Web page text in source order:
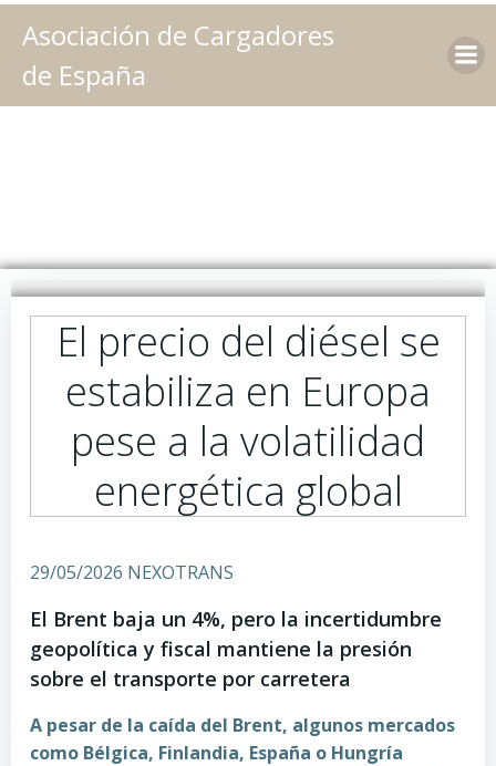
Saltar
al
Asociación de Cargadores
de España
El precio del diésel se
estabiliza en Europa
pese a la volatilidad
energética global
29/05/2026 NEXOTRANS
El Brent baja un 4%, pero la incertidumbre
geopolítica y fiscal mantiene la presión
sobre el transporte por carretera
A pesar de la caída del Brent, algunos mercados
como Bélgica, Finlandia, España o Hungría